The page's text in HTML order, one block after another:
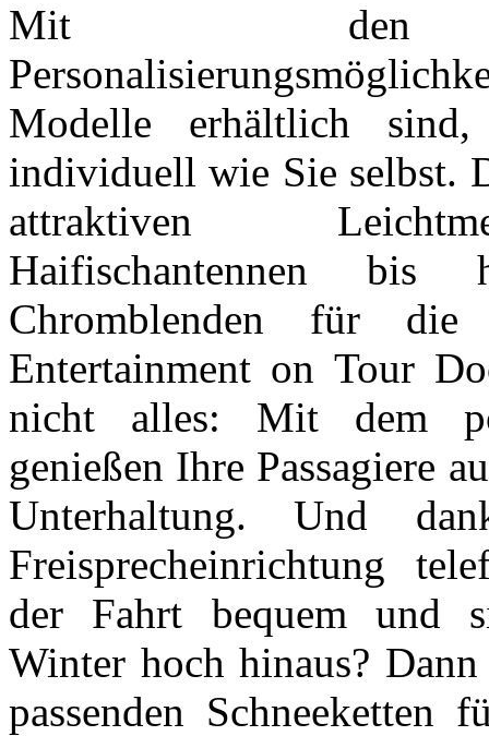
Mit den
Modelle erhältlich
individuell wie Sie selbst.
attraktiven
Haifischantennen
Chromblenden für die
Entertainment on Tour
nicht alles: Mit dem
genießen Ihre Passagiere
Unterhaltung. Und
Freisprecheinrichtung
der Fahrt bequem und
Winter hoch hinaus?
passenden Schneeketten